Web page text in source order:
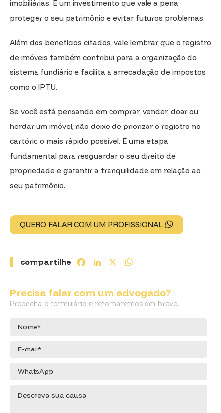
imobiliárias. É um investimento que vale a pena
proteger o seu patrimônio e evitar futuros problemas.
Além dos benefícios citados, vale lembrar que o registro
de imóveis também contribui para a organização do
sistema fundiário e facilita a arrecadação de impostos
como o IPTU.
Se você está pensando em comprar, vender, doar ou
herdar um imóvel, não deixe de priorizar o registro no
cartório o mais rápido possível. É uma etapa
fundamental para resguardar o seu direito de
propriedade e garantir a tranquilidade em relação ao
seu patrimônio.
QUERO FALAR COM UM PROFISSIONAL
compartilhe FacebookLinkedIn
Precisa falar com um advogado?
Preencha o formulário e retornaremos em breve.